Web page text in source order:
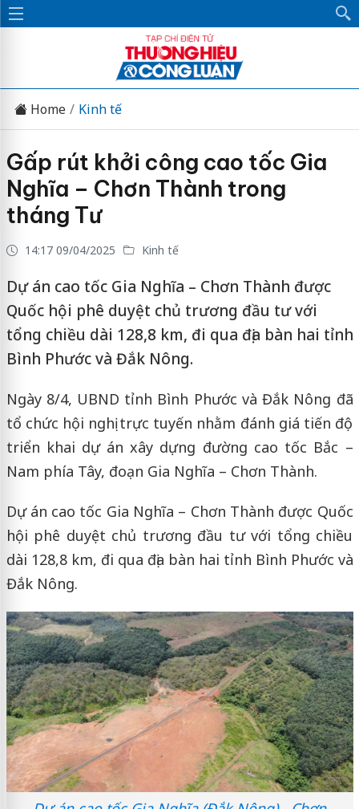
Home Kinh tế
Gấp rút khởi công cao tốc Gia
Nghĩa – Chơn Thành trong
tháng Tư
14:17 09/04/2025 Kinh tế
Dự án cao tốc Gia Nghĩa – Chơn Thành được
Quốc hội phê duyệt chủ trương đầu tư với
tổng chiều dài 128,8 km, đi qua địa bàn hai tỉnh
Bình Phước và Đắk Nông.
Ngày 8/4, UBND tỉnh Bình Phước và Đắk Nông đã
tổ chức hội nghị trực tuyến nhằm đánh giá tiến độ
triển khai dự án xây dựng đường cao tốc Bắc –
Nam phía Tây, đoạn Gia Nghĩa – Chơn Thành.
Dự án cao tốc Gia Nghĩa – Chơn Thành được Quốc
hội phê duyệt chủ trương đầu tư với tổng chiều
dài 128,8 km, đi qua địa bàn hai tỉnh Bình Phước và
Đắk Nông.